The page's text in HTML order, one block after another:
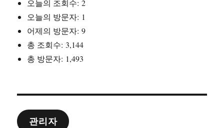
오늘의 조회수:2
오늘의 방문자: 1
어제의 방문자:9
총 조회수: 3,144
총 방문자: 1,493
관리자